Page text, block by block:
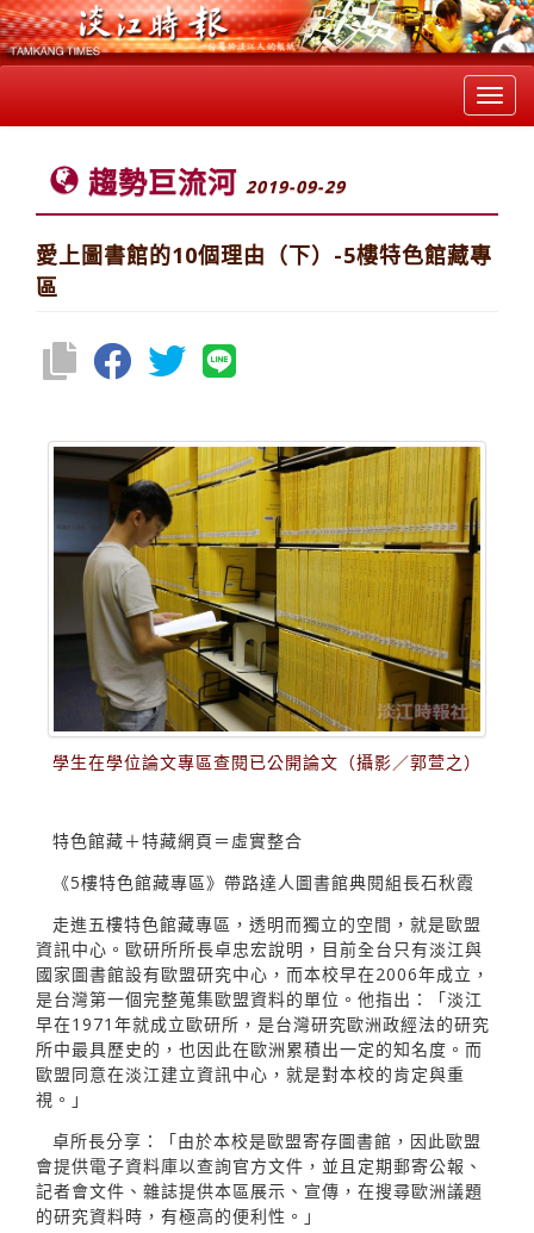
趨勢巨流河 2019-09-29
愛上圖書館的10個理由（下）-5樓特色館藏專
區
學生在學位論文專區查閱已公開論文（攝影／郭萱之）
特色館藏＋特藏網頁＝虛實整合
《5樓特色館藏專區》帶路達人圖書館典閱組長石秋霞
走進五樓特色館藏專區，透明而獨立的空間，就是歐盟
資訊中心。歐研所所長卓忠宏說明，目前全台只有淡江與
國家圖書館設有歐盟研究中心，而本校早在2006年成立，
是台灣第一個完整蒐集歐盟資料的單位。他指出：「淡江
早在1971年就成立歐研所，是台灣研究歐洲政經法的研究
所中最具歷史的，也因此在歐洲累積出一定的知名度。而
歐盟同意在淡江建立資訊中心，就是對本校的肯定與重
視。」
卓所長分享：「由於本校是歐盟寄存圖書館，因此歐盟
會提供電子資料庫以查詢官方文件，並且定期郵寄公報、
記者會文件、雜誌提供本區展示、宣傳，在搜尋歐洲議題
的研究資料時，有極高的便利性。」